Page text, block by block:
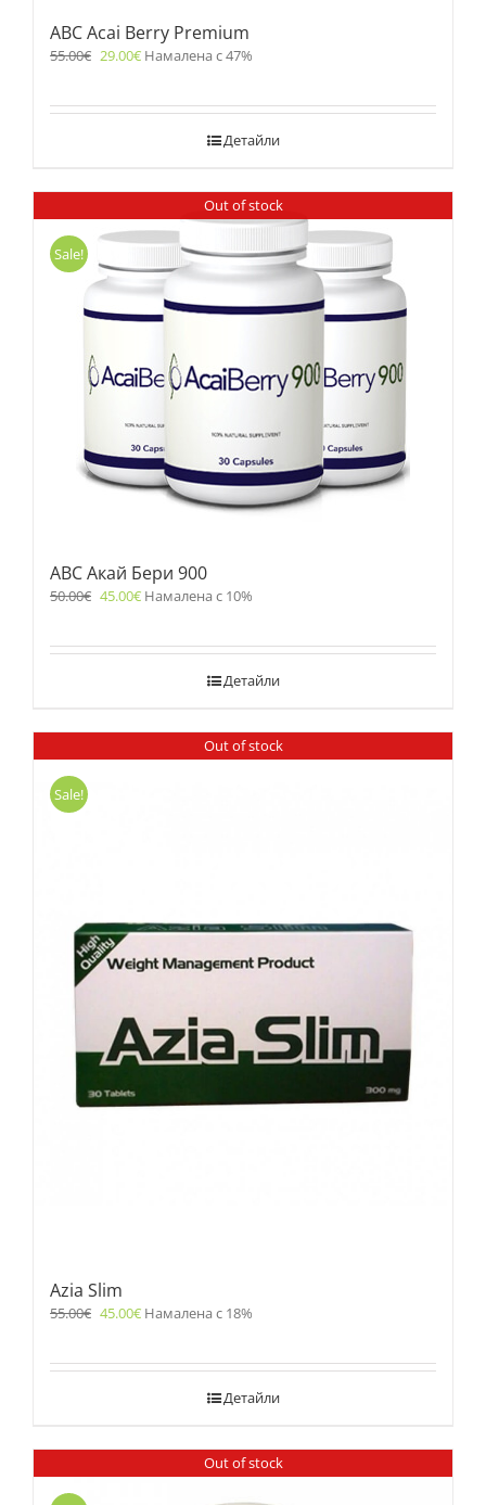
ABC Acai Berry Premium
55.00€ 29.00€ Намалена с 47%
Детайли
Out of stock
Sale!
ABC Акай Бери 900
50.00€ 45.00€ Намалена с 10%
Детайли
Out of stock
Sale!
Azia Slim
55.00€ 45.00€ Намалена с 18%
Детайли
Out of stock